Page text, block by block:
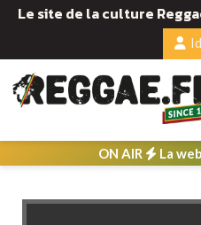
Le site de la culture
ON AIR La